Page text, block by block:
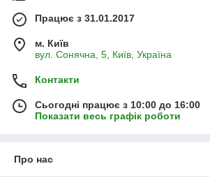
Працює з 31.01.2017
м. Київ
вул. Сонячна, 5, Київ, Україна
Контакти
Сьогодні працює з 10:00 до 16:00
Показати весь графік роботи
Про нас